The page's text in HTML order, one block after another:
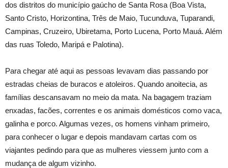
dos distritos do município gaúcho de Santa Rosa (Boa Vista,
Santo Cristo, Horizontina, Três de Maio, Tucunduva, Tuparandi,
Campinas, Cruzeiro, Ubiretama, Porto Lucena, Porto Mauá. Além
das ruas Toledo, Maripá e Palotina).
Para chegar até aqui as pessoas levavam dias passando por
estradas cheias de buracos e atoleiros. Quando anoitecia, as
famílias descansavam no meio da mata. Na bagagem traziam
enxadas, facões, correntes e os animais domésticos como vaca,
galinha e porco. Algumas vezes, os homens vinham primeiro,
para conhecer o lugar e depois mandavam cartas com os
viajantes pedindo para que as mulheres viessem junto com a
mudança de algum vizinho.